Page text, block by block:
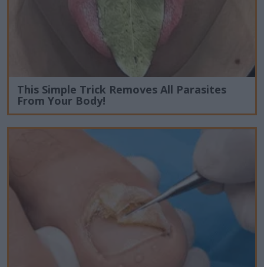
This Simple Trick Removes All Parasites
From Your Body!